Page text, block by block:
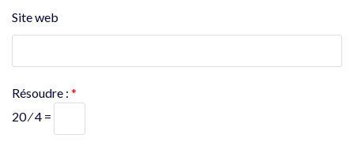
Site web
Résoudre : *
20 ⁄ 4 =